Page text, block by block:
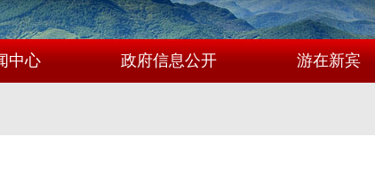
中心 政府信息公开 游在新宾